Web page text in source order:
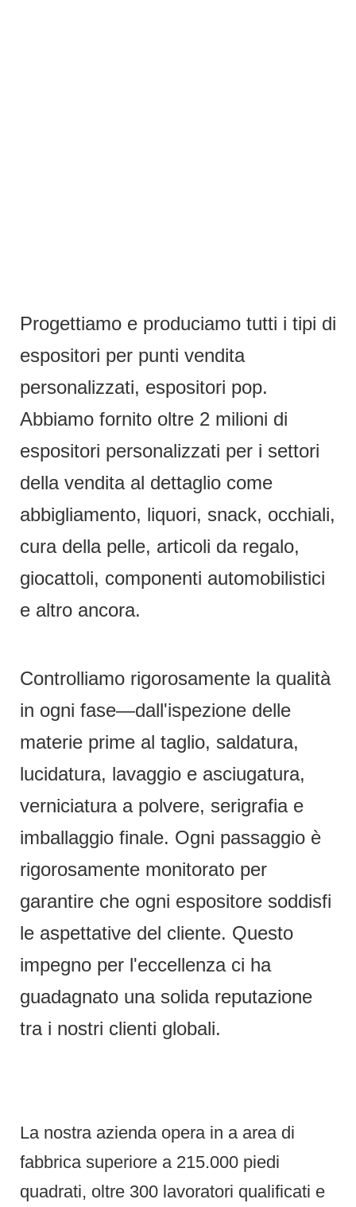
Progettiamo e produciamo tutti i tipi di
espositori per punti vendita
personalizzati, espositori pop.
Abbiamo fornito oltre 2 milioni di
espositori personalizzati per i settori
della vendita al dettaglio come
abbigliamento, liquori, snack, occhiali,
cura della pelle, articoli da regalo,
giocattoli, componenti automobilistici
e altro ancora.
Controlliamo rigorosamente la qualità
in ogni fase—dall'ispezione delle
materie prime al taglio, saldatura,
lucidatura, lavaggio e asciugatura,
verniciatura a polvere, serigrafia e
imballaggio finale. Ogni passaggio è
rigorosamente monitorato per
garantire che ogni espositore soddisfi
le aspettative del cliente. Questo
impegno per l'eccellenza ci ha
guadagnato una solida reputazione
tra i nostri clienti globali.
La nostra azienda opera in a area di
fabbrica superiore a 215.000 piedi
quadrati, oltre 300 lavoratori qualificati e